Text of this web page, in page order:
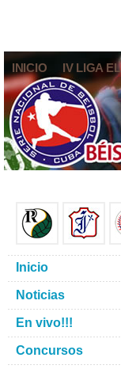
INICIO IV LIGA
Inicio
Noticias
En vivo!!!
Concursos